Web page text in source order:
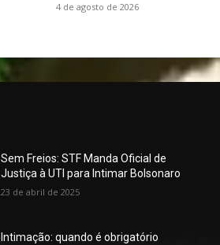
4 de agosto de 2026
Sem Freios: STF Manda Oficial de
Justiça à UTI para Intimar Bolsonaro
23 de abril de 2025
Intimação: quando é obrigatório